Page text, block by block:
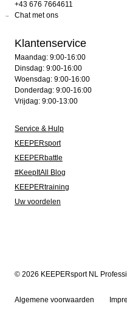
+43 676 7664611
Chat met ons
Klantenservice
Maandag: 9:00-16:00
Dinsdag: 9:00-16:00
Woensdag: 9:00-16:00
Donderdag: 9:00-16:00
Vrijdag: 9:00-13:00
Service & Hulp
KEEPERsport
KEEPERbattle
#KeepItAll Blog
KEEPERtraining
Uw voordelen
© 2026 KEEPERsport NL
Algemene voorwaarden